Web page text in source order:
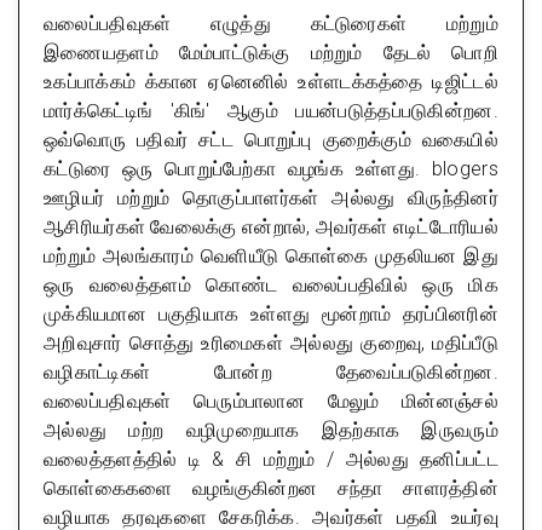
வலைப்பதிவுகள் எழுத்து கட்டுரைகள் மற்றும்
இணையதளம் மேம்பாட்டுக்கு மற்றும் தேடல் பொறி
உகப்பாக்கம் க்கான ஏனெனில் உள்ளடக்கத்தை டிஜிட்டல்
மார்க்கெட்டிங் 'கிங்' ஆகும் பயன்படுத்தப்படுகின்றன.
ஒவ்வொரு பதிவர் சட்ட பொறுப்பு குறைக்கும் வகையில்
கட்டுரை ஒரு பொறுப்பேற்கா வழங்க உள்ளது. blogers
ஊழியர் மற்றும் தொகுப்பாளர்கள் அல்லது விருந்தினர்
ஆசிரியர்கள் வேலைக்கு என்றால், அவர்கள் எடிட்டோரியல்
மற்றும் அலங்காரம் வெளியீடு கொள்கை முதலியன இது
ஒரு வலைத்தளம் கொண்ட வலைப்பதிவில் ஒரு மிக
முக்கியமான பகுதியாக உள்ளது மூன்றாம் தரப்பினரின்
அறிவுசார் சொத்து உரிமைகள் அல்லது குறைவு, மதிப்பீடு
வழிகாட்டிகள் போன்ற தேவைப்படுகின்றன.
வலைப்பதிவுகள் பெரும்பாலான மேலும் மின்னஞ்சல்
அல்லது மற்ற வழிமுறையாக இதற்காக இருவரும்
வலைத்தளத்தில் டி & சி மற்றும் / அல்லது தனிப்பட்ட
கொள்கைகளை வழங்குகின்றன சந்தா சாளரத்தின்
வழியாக தரவுகளை சேகரிக்க. அவர்கள் பதவி உயர்வு